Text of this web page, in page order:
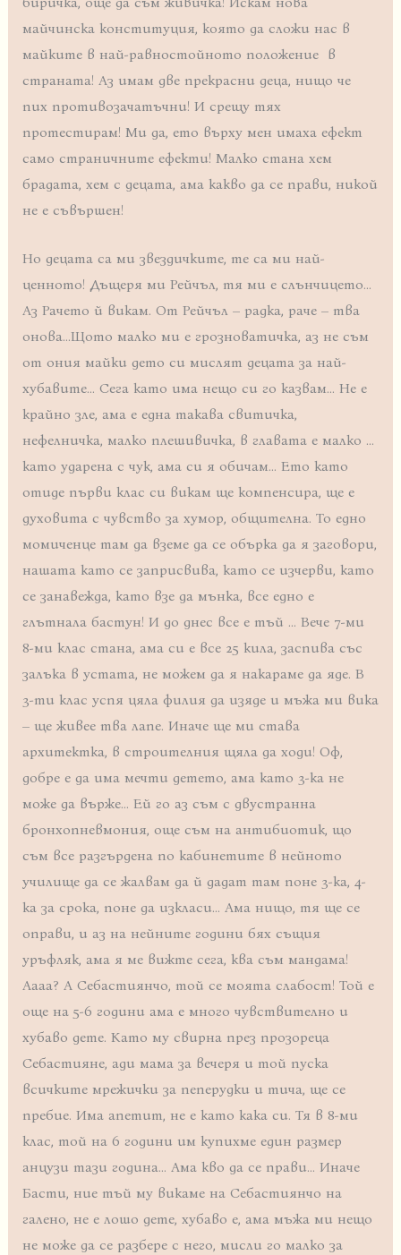
майчинска конституция, която да сложи нас в
майките в най-равностойното положение в
страната! Аз имам две прекрасни деца, нищо че
пих противозачатъчни! И срещу тях
протестирам! Ми да, ето върху мен имаха ефект
само страничните ефекти! Малко стана хем
брадата, хем с децата, ама какво да се прави, никой
не е съвършен!
Но децата са ми звездичките, те са ми най-
ценното! Дъщеря ми Рейчъл, тя ми е слънчицето…
Аз Рачето й викам. От Рейчъл – радка, раче – тва
онова…Щото малко ми е грозноватичка, аз не съм
от ония майки дето си мислят децата за най-
хубавите… Сега като има нещо си го казвам… Не е
крайно зле, ама е една такава свитичка,
нефелничка, малко плешивичка, в главата е малко …
като ударена с чук, ама си я обичам… Ето като
отиде първи клас си викам ще компенсира, ще е
духовита с чувство за хумор, общителна. То едно
момиченце там да вземе да се обърка да я заговори,
нашата като се заприсвива, като се изчерви, като
се занавежда, като взе да мънка, все едно е
глътнала бастун! И до днес все е тъй … Вече 7-ми
8-ми клас стана, ама си е все 25 кила, заспива със
залъка в устата, не можем да я накараме да яде. В
3-ти клас успя цяла филия да изяде и мъжа ми вика
– ще живее тва лапе. Иначе ще ми става
архитектка, в строителния щяла да ходи! Оф,
добре е да има мечти детето, ама като 3-ка не
може да върже… Ей го аз съм с двустранна
бронхопневмония, още съм на антибиотик, що
съм все разгърдена по кабинетите в нейното
училище да се жалвам да й дадат там поне 3-ка, 4-
ка за срока, поне да изкласи… Ама нищо, тя ще се
оправи, и аз на нейните години бях същия
уръфляк, ама я ме вижте сега, ква съм мандама!
Аааа? А Себастиянчо, той се моята слабост! Той е
още на 5-6 години ама е много чувствително и
хубаво дете. Като му свирна през прозореца
Себастияне, ади мама за вечеря и той пуска
всичките мрежички за пеперудки и тича, ще се
пребие. Има апетит, не е като кака си. Тя в 8-ми
клас, той на 6 години им купихме един размер
анцузи тази година… Ама кво да се прави… Иначе
Басти, ние тъй му викаме на Себастиянчо на
галено, не е лошо дете, хубаво е, ама мъжа ми нещо
не може да се разбере с него, мисли го малко за